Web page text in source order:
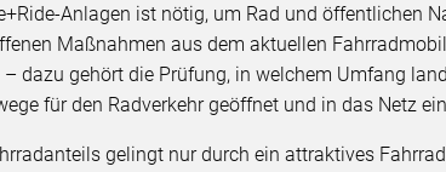
Anlagen ist nötig, um Rad und öffentlichen
Maßnahmen aus dem aktuellen
dazu gehört die Prüfung, in welchem Umfang
für den Radverkehr geöffnet und in das Netz
gelingt nur durch ein attraktives